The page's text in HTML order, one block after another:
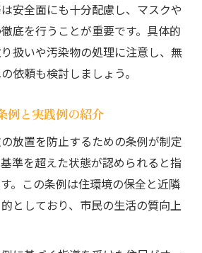
ら快適空間へ導く整理方法
るゴミ屋敷対策の工夫
ールに合わせた片付け術
付けを無理なく進めるコツ
減らすゴミ屋敷対処法とは
めるゴミ屋敷整理の秘訣
業後のサポート活用方法
折しない片付け継続術
安全面にも十分配慮し、マスクや
底を行うことが重要です。具体的
扱いや汚染物の処理に注意し、無
依頼も検討しましょう。
例と実践例の紹介
放置を防止するための条例が制定
準を超えた状態が認められると指
。この条例は住環境の保全と近隣
としており、市民の生活の質向上